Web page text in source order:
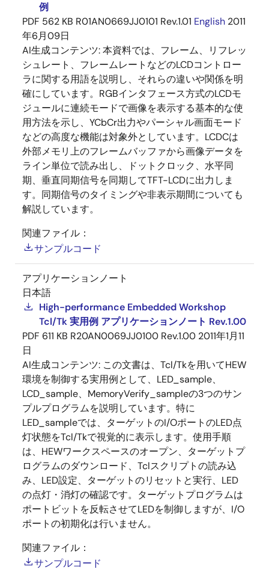
例
PDF 562 KB R01AN0669JJ0101 Rev.1.01 English 2011
年6月09日
AI生成コンテンツ:本資料では、フレーム、リフレッ
シュレート、フレームレートなどのLCDコントロー
ラに関する用語を説明し、それらの違いや関係を明
確にしています。RGBインタフェース方式のLCDモ
ジュールに連続モードで画像を表示する基本的な使
用方法を示し、YCbCr出力やパーシャル画面モード
などの高度な機能は対象外としています。LCDCは
外部メモリ上のフレームバッファから画像データを
ライン単位で読み出し、ドットクロック、水平同
期、垂直同期信号を同期してTFT-LCDに出力しま
す。同期信号のタイミングや非表示期間についても
解説しています。
関連ファイル：
サンプルコード
アプリケーションノート
日本語
High-performance Embedded Workshop
Tcl/Tk 実用例 アプリケーションノート Rev.1.00
PDF 611 KB R20AN0069JJ0100 Rev.1.00 2011年1月11
日
AI生成コンテンツ: この文書は、Tcl/Tkを用いてHEW
環境を制御する実用例として、LED_sample、
LCD_sample、MemoryVerify_sampleの3つのサン
プルプログラムを説明しています。特に
LED_sampleでは、ターゲットのI/OポートのLED点
灯状態をTcl/Tkで視覚的に表示します。使用手順
は、HEWワークスペースのオープン、ターゲットプ
ログラムのダウンロード、Tclスクリプトの読み込
み、LED設定、ターゲットのリセットと実行、LED
の点灯・消灯の確認です。ターゲットプログラムは
ポートビットを反転させてLEDを制御しますが、I/O
ポートの初期化は行いません。
関連ファイル：
サンプルコード